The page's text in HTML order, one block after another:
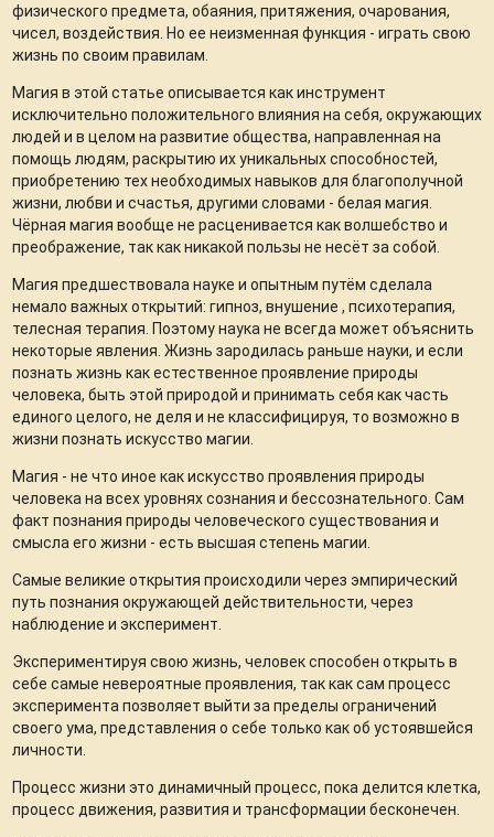
физического предмета, обаяния, притяжения, очарования,
чисел, воздействия. Но ее неизменная функция - играть свою
жизнь по своим правилам.
Магия в этой статье описывается как инструмент
исключительно положительного влияния на себя, окружающих
людей и в целом на развитие общества, направленная на
помощь людям, раскрытию их уникальных способностей,
приобретению тех необходимых навыков для благополучной
жизни, любви и счастья, другими словами - белая магия.
Чёрная магия вообще не расценивается как волшебство и
преображение, так как никакой пользы не несёт за собой.
Магия предшествовала науке и опытным путём сделала
немало важных открытий: гипноз, внушение , психотерапия,
телесная терапия. Поэтому наука не всегда может объяснить
некоторые явления. Жизнь зародилась раньше науки, и если
познать жизнь как естественное проявление природы
человека, быть этой природой и принимать себя как часть
единого целого, не деля и не классифицируя, то возможно в
жизни познать искусство магии.
Магия - не что иное как искусство проявления природы
человека на всех уровнях сознания и бессознательного. Сам
факт познания природы человеческого существования и
смысла его жизни - есть высшая степень магии.
Самые великие открытия происходили через эмпирический
путь познания окружающей действительности, через
наблюдение и эксперимент.
Экспериментируя свою жизнь, человек способен открыть в
себе самые невероятные проявления, так как сам процесс
эксперимента позволяет выйти за пределы ограничений
своего ума, представления о себе только как об устоявшейся
личности.
Процесс жизни это динамичный процесс, пока делится клетка,
процесс движения, развития и трансформации бесконечен.